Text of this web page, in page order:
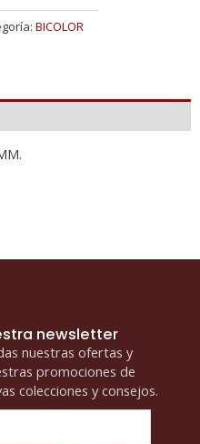
BICOLOR
newsletter
nuestras ofertas y
promociones de
colecciones y consejos.